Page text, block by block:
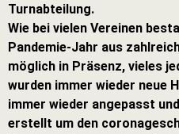
Turnabteilung.
Wie bei vielen Vereinen
Pandemie-Jahr aus
möglich in Präsenz, vieles
wurden immer wieder neue
immer wieder angepasst
erstellt um den